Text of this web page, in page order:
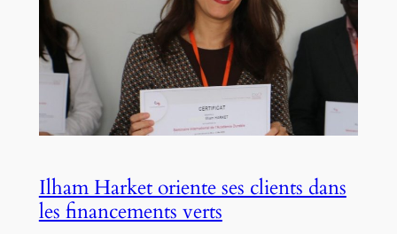
Ilham Harket oriente ses clients dans
les financements verts